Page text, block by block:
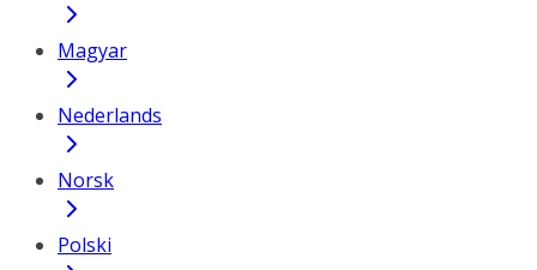
Magyar
Nederlands
Norsk
Polski